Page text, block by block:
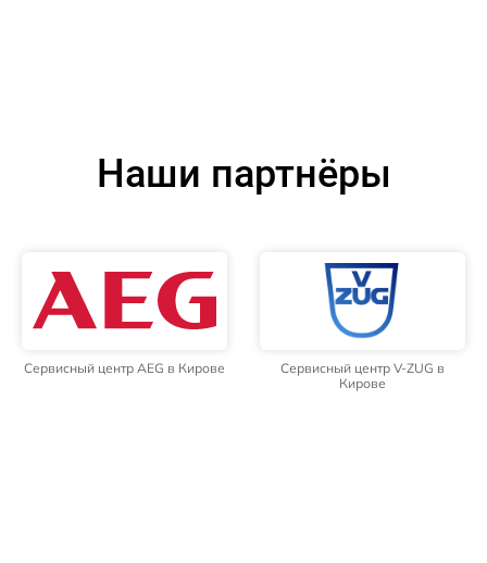
Наши партнёры
Сервисный центр AEG в Кирове
Сервисный центр V-ZUG в
Кирове